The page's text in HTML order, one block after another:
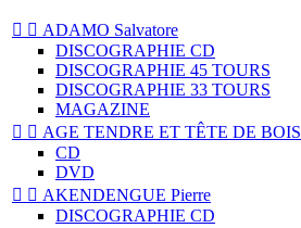
  ADAMO Salvatore
DISCOGRAPHIE CD
DISCOGRAPHIE 45 TOURS
DISCOGRAPHIE 33 TOURS
MAGAZINE
  AGE TENDRE ET TÊTE DE BOIS
CD
DVD
  AKENDENGUE Pierre
DISCOGRAPHIE CD